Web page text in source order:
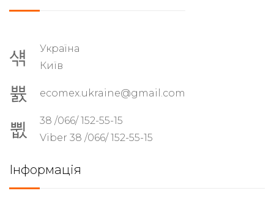
Україна
Київ
ecomex.ukraine@gmail.com
38 /066/ 152-55-15
Viber 38 /066/ 152-55-15
Інформація